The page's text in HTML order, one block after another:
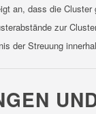
an, dass die
zur
der Streuung